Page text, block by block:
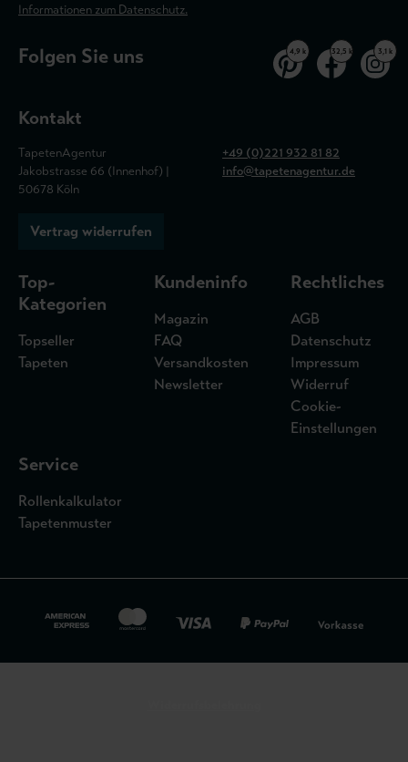
Informationen zum Datenschutz.
Folgen Sie uns 4,9 k 32,5 k 3,1 k
Kontakt
TapetenAgentur
Jakobstrasse 66 (Innenhof) |
50678 Köln
+49 (0)221 932 81 82
info@tapetenagentur.de
Vertrag widerrufen
Top-
Kategorien
Topseller
Tapeten
Kundeninfo
Magazin
FAQ
Versandkosten
Newsletter
Rechtliches
AGB
Datenschutz
Impressum
Widerruf
Cookie-
Einstellungen
Service
Rollenkalkulator
Tapetenmuster